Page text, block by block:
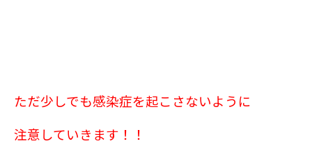
ただ少しでも感染症を起こさないように
注意していきます！！